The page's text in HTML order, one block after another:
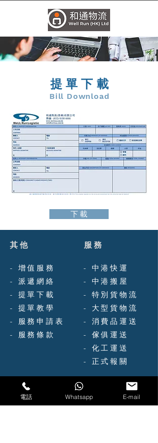
提單下載
Bill Download
下 載
其他 服務
-
增值服務
- 派遞網絡
- 提單下載
- 提單教學
- 服務申請表
- 服務條款
- 中港快運
- 中港搬屋
- 特別貨物流
- 大型貨物流
- 消費品運送
- 傢俱運送
- 化工運送
​- 正式報關
聯絡方式
電話 Whatsapp E-mail